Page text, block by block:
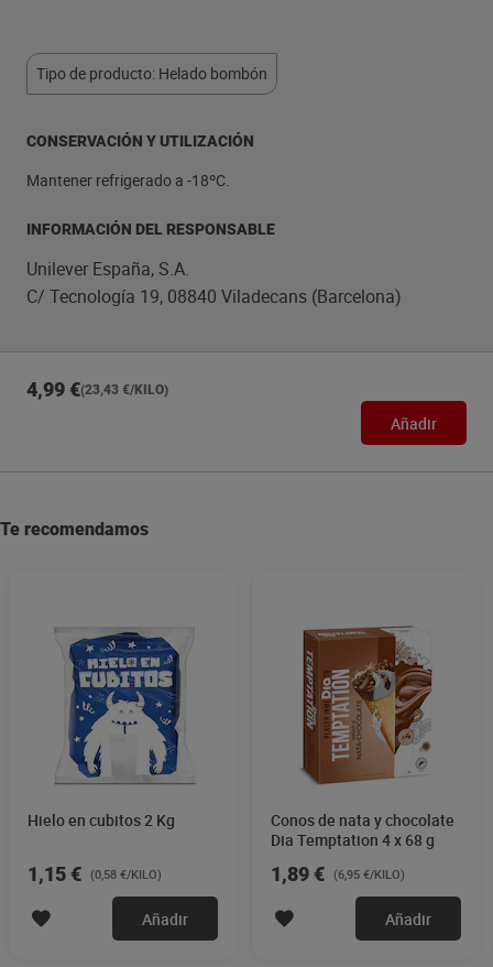
Tipo de producto: Helado bombón
CONSERVACIÓN Y UTILIZACIÓN
Mantener refrigerado a -18ºC.
INFORMACIÓN DEL RESPONSABLE
Unilever España, S.A.
C/ Tecnología 19, 08840 Viladecans (Barcelona)
4,99 €(23,43 €/KILO)
Añadir
Te recomendamos
Hielo en cubitos 2 Kg
1,15 € (0,58 €/KILO)
Añadir
Conos de nata y chocolate
Dia Temptation 4 x 68 g
1,89 € (6,95 €/KILO)
Añadir